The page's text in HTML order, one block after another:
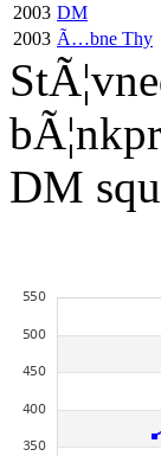
2003 DM
2003 Ã…bne Thy
DM